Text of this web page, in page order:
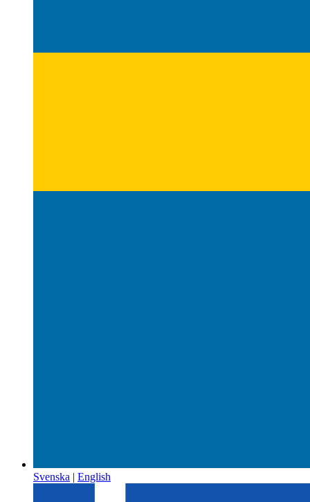
Svenska | English